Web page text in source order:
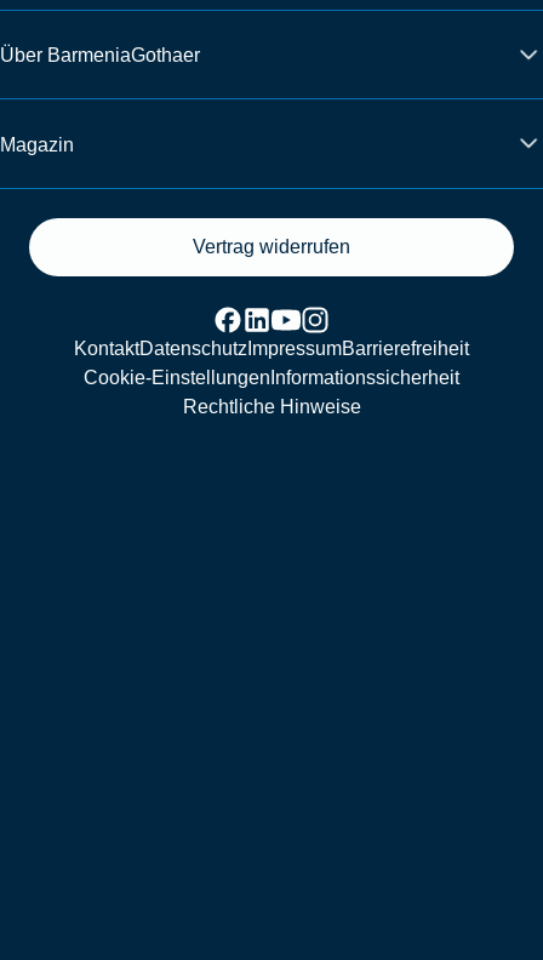
Über BarmeniaGothaer
Magazin
Vertrag widerrufen
KontaktDatenschutz ImpressumBarrierefreiheit
Cookie-Einstellungen Informationssicherheit
Rechtliche Hinweise